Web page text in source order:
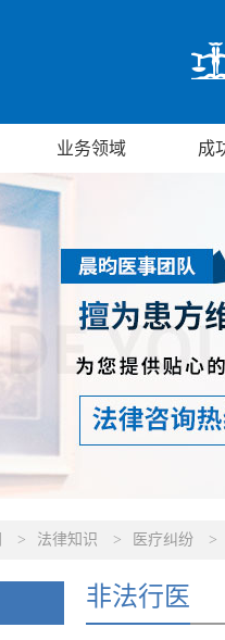
业务领域 成
> 法律知识 > 医疗纠纷 >
非法行医